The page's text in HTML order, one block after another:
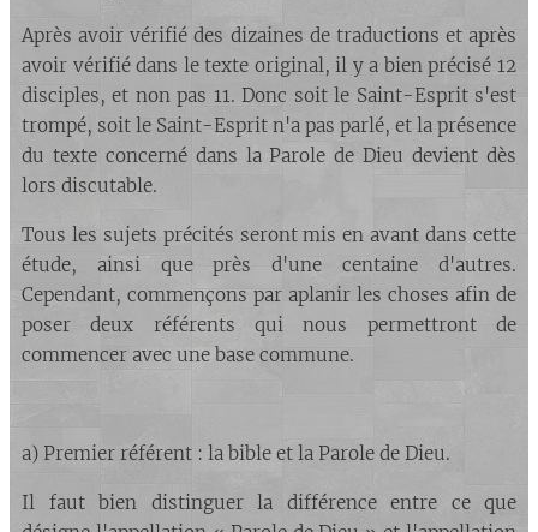
Après avoir vérifié des dizaines de traductions et après
avoir vérifié dans le texte original, il y a bien précisé 12
disciples, et non pas 11. Donc soit le Saint-Esprit s'est
trompé, soit le Saint-Esprit n'a pas parlé, et la présence
du texte concerné dans la Parole de Dieu devient dès
lors discutable.
Tous les sujets précités seront mis en avant dans cette
étude, ainsi que près d'une centaine d'autres.
Cependant, commençons par aplanir les choses afin de
poser deux référents qui nous permettront de
commencer avec une base commune.
a) Premier référent : la bible et la Parole de Dieu.
Il faut bien distinguer la différence entre ce que